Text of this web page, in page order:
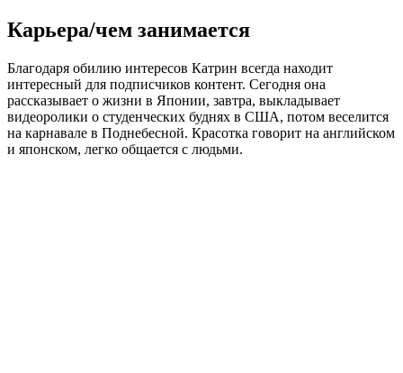
Карьера/чем занимается
Благодаря обилию интересов Катрин всегда находит
интересный для подписчиков контент. Сегодня она
рассказывает о жизни в Японии, завтра, выкладывает
видеоролики о студенческих буднях в США, потом веселится
на карнавале в Поднебесной. Красотка говорит на английском
и японском, легко общается с людьми.